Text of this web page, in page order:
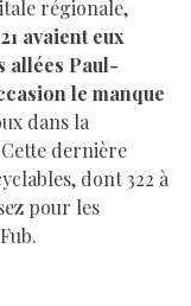
régionale,
avaient eux
allées Paul-
le manque
dans la
dernière
dont 322 à
pour les